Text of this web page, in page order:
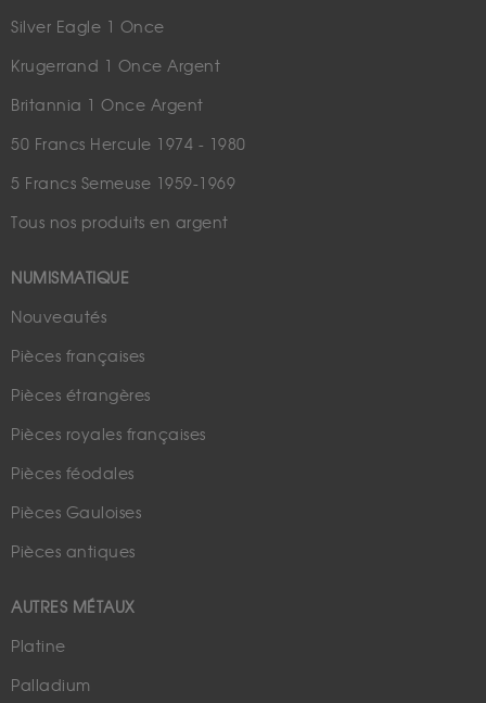
Silver Eagle 1 Once
Krugerrand 1 Once Argent
Britannia 1 Once Argent
50 Francs Hercule 1974 - 1980
5 Francs Semeuse 1959-1969
Tous nos produits en argent
NUMISMATIQUE
Nouveautés
Pièces françaises
Pièces étrangères
Pièces royales françaises
Pièces féodales
Pièces Gauloises
Pièces antiques
AUTRES MÉTAUX
Platine
Palladium